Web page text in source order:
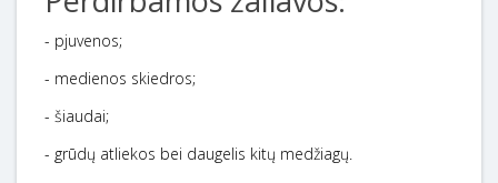
- pjuvenos;
- medienos skiedros;
- šiaudai;
- grūdų atliekos bei daugelis kitų medžiagų.